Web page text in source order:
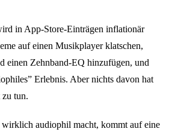
in App-Store-Einträgen inflationär
auf einen Musikplayer klatschen,
einen Zehnband-EQ hinzufügen, und
Erlebnis. Aber nichts davon hat
tun.
audiophil macht, kommt auf eine